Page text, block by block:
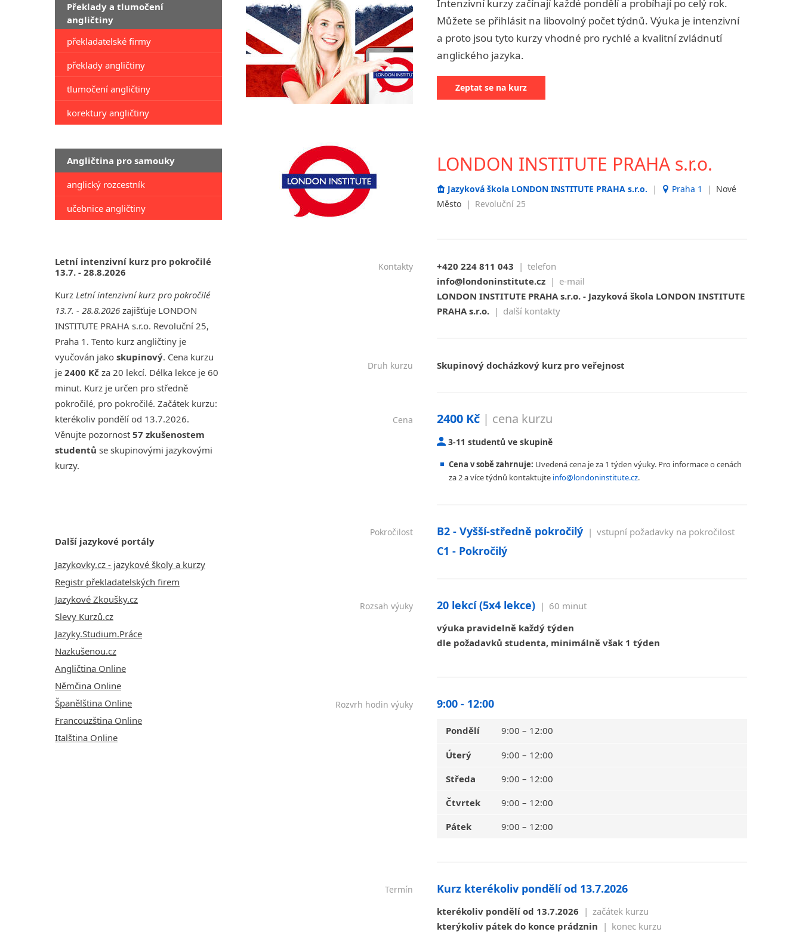
Překlady a tlumočení
angličtiny
překladatelské firmy
překlady angličtiny
tlumočení angličtiny
korektury angličtiny
Angličtina pro samouky
anglický rozcestník
učebnice angličtiny
Letní intenzivní kurz pro pokročilé
13.7. - 28.8.2026
Kurz Letní intenzivní kurz pro pokročilé
13.7. - 28.8.2026 zajišťuje LONDON
INSTITUTE PRAHA s.r.o. Revoluční 25,
Praha 1. Tento kurz angličtiny je
vyučován jako skupinový. Cena kurzu
je 2400 Kč za 20 lekcí. Délka lekce je 60
minut. Kurz je určen pro středně
pokročilé, pro pokročilé. Začátek kurzu:
kterékoliv pondělí od 13.7.2026.
Věnujte pozornost 57 zkušenostem
studentů se skupinovými jazykovými
kurzy.
Další jazykové portály
Jazykovky.cz - jazykové školy a kurzy
Registr překladatelských firem
Jazykové Zkoušky.cz
Slevy Kurzů.cz
Jazyky.Studium.Práce
Nazkušenou.cz
Angličtina Online
Němčina Online
Španělština Online
Francouzština Online
Italština Online
Jihlava
malá města podle abecedy
Chomutov
Chrudim
Děčín
Hodonín
Prostějov
Sedlčany
Tišnov
Vysoká nad Labem
angličtiny
Intenzivní kurzy začínají každé pondělí a probíhají po celý rok.
Můžete se přihlásit na libovolný počet týdnů. Výuka je intenzivní
a proto jsou tyto kurzy vhodné pro rychlé a kvalitní zvládnutí
anglického jazyka.
Zeptat se na kurz
LONDON INSTITUTE PRAHA s.r.o.
Jazyková škola LONDON INSTITUTE PRAHA s.r.o. | Praha 1 | Nové
Město | Revoluční 25
Kontakty +420 224 811 043 | telefon
info@londoninstitute.cz | e-mail
LONDON INSTITUTE PRAHA s.r.o. - Jazyková škola LONDON INSTITUTE
PRAHA s.r.o. | další kontakty
Druh kurzu Skupinový docházkový kurz pro veřejnost
Cena 2400 Kč | cena kurzu
3-11 studentů ve skupině
Cena v sobě zahrnuje: Uvedená cena je za 1 týden výuky. Pro informace o cenách
za 2 a více týdnů kontaktujte info@londoninstitute.cz.
Pokročilost B2 - Vyšší-středně pokročilý | vstupní požadavky na pokročilost
C1 - Pokročilý
Rozsah výuky 20 lekcí (5x4 lekce) | 60 minut
výuka pravidelně každý týden
dle požadavků studenta, minimálně však 1 týden
Rozvrh hodin výuky 9:00 - 12:00
Pondělí 9:00 – 12:00
Úterý
9:00 – 12:00
Středa
9:00 – 12:00
Čtvrtek
9:00 – 12:00
Pátek
9:00 – 12:00
Termín Kurz kterékoliv pondělí od 13.7.2026
kterékoliv pondělí od 13.7.2026 | začátek kurzu
kterýkoliv pátek do konce prádznin | konec kurzu